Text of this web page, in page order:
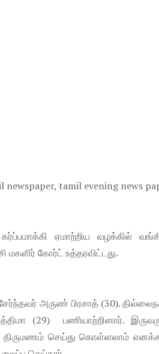
ஏமாற்றிய வழக்கில்
மகளிர் கோர்ட் உத்தரவிட்டது.
சேர்ந்தவர் அருண் பிரசாத் (30).
(29) பணியாற்றினார்.
திருமணம் செய்து கொள்ளலாம்